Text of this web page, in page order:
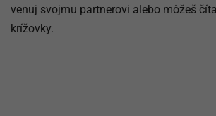
venuj svojmu partnerovi alebo môžeš
krížovky.